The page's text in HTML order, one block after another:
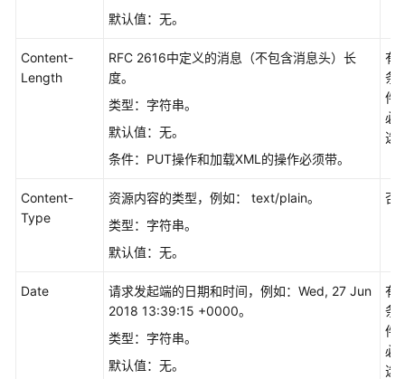
附
录
常
题
默认值：无。
Content-
Length
RFC 2616中定义的消息（不包含消息头）长
度。
类型：字符串。
默认值：无。
条件：PUT操作和加载XML的操作必须带。
有
条
件
必
选
Content-
Type
资源内容的类型，例如： text/plain。
类型：字符串。
默认值：无。
否
Date
请求发起端的日期和时间，例如：Wed, 27 Jun
2018 13:39:15 +0000。
类型：字符串。
默认值：无。
有
条
件
必
选